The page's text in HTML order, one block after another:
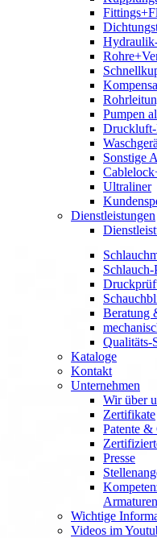
Pumpen
Sonstige
Ultraliner
Dienstleistungen
Beratung
Qualitäts-
Kataloge
Kontakt
Unternehmen
Wir über
Zertifikate
Patente &
Presse
Wichtige
Videos im